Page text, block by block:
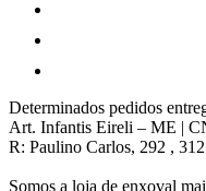
Determinados pedidos
Art. Infantis Eireli – ME |
R: Paulino Carlos, 292 ,
Somos a loja de enxoval